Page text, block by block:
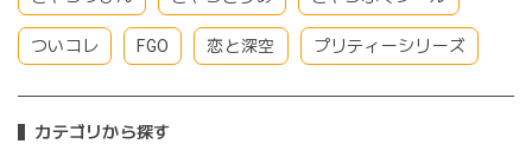
ついコレ FGO 恋と深空 プリティーシリーズ
カテゴリから探す